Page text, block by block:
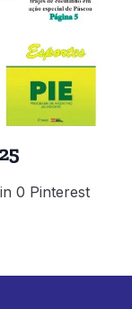
0 Pinterest